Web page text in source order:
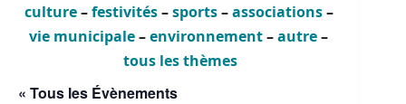
culture–festivités–sports–associations–
vie municipale–environnement–autre–
tous les thèmes
« Tous les Évènements